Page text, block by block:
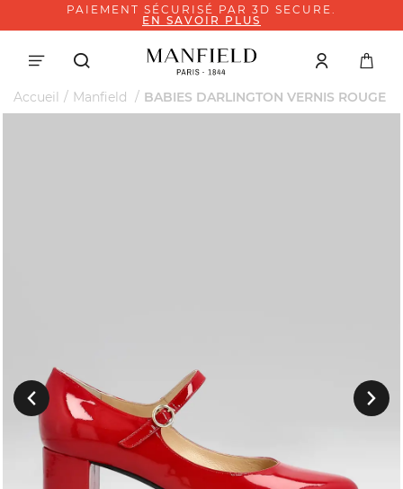
PAIEMENT SÉCURISÉ PAR 3D SECURE.
EN SAVOIR PLUS
Accueil Manfield BABIES DARLINGTON VERNIS ROUGE
Précedent Suivant